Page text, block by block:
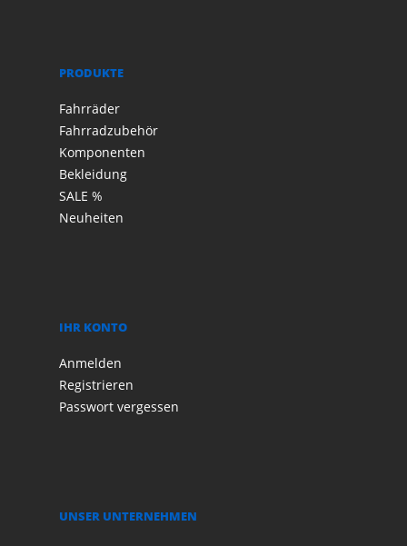
PRODUKTE
Fahrräder
Fahrradzubehör
Komponenten
Bekleidung
SALE %
Neuheiten
IHR KONTO
Anmelden
Registrieren
Passwort vergessen
UNSER UNTERNEHMEN